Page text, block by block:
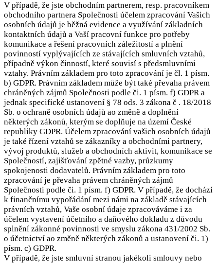
V případě, že jste obchodním partnerem, resp. pracovníkem
obchodního partnera Společnosti účelem zpracování Vašich
osobních údajů je běžná evidence a využívání základních
kontaktních údajů a Vaší pracovní funkce pro potřeby
komunikace a řešení pracovních záležitostí a plnění
povinností vyplývajících ze stávajících smluvních vztahů,
případně výkon činností, které souvisí s předsmluvními
vztahy. Právním základem pro toto zpracování je čl. 1 písm.
b) GDPR. Právním základem může být také převaha právem
chráněných zájmů Společnosti podle či. 1 písm. f) GDPR a
jednak specifické ustanovení § 78 ods. 3 zákona č . 18/2018
Sb. o ochraně osobních údajů ao změně a doplnění
některých zákonů, kterým se doplňuje na území České
republiky GDPR. Účelem zpracování vašich osobních údajů
je také řízení vztahů se zákazníky a obchodními partnery,
vývoj produktů, služeb a obchodních aktivit, komunikace se
Společností, zajišťování zpětné vazby, průzkumy
spokojenosti dodavatelů. Právním základem pro toto
zpracování je převaha právem chráněných zájmů
Společnosti podle či. 1 písm. f) GDPR. V případě, že dochází
k finančnímu vypořádání mezi námi na základě stávajících
právních vztahů, Vaše osobní údaje zpracováváme i za
účelem vystavení účetního a daňového dokladu z důvodu
splnění zákonné povinnosti ve smyslu zákona 431/2002 Sb.
o účetnictví ao změně některých zákonů a ustanovení či. 1)
písm. c) GDPR.
V případě, že jste smluvní stranou jakékoli smlouvy nebo